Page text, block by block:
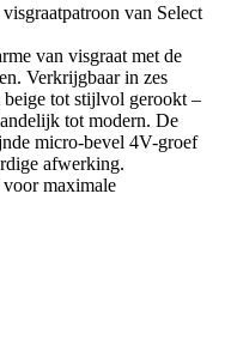
van Select
van visgraat met de
Verkrijgbaar in zes
tot stijlvol gerookt –
tot modern. De
micro-bevel 4V-groef
afwerking.
maximale